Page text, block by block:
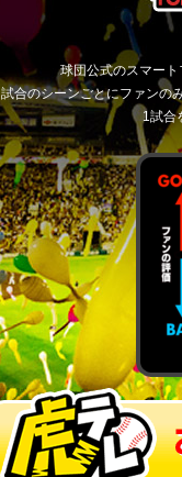
球団公式のスマー
試合のシーンごとにファンの
1試合